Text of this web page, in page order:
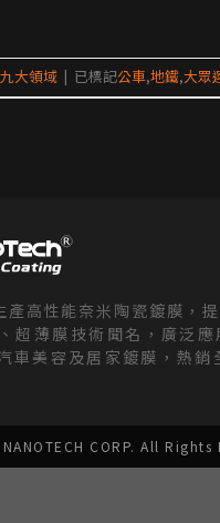
九大領域 | 已標記公車,地鐵,大眾
高性能奈米陶瓷鍍膜，
超薄膜技術聞名，廣泛應
車美容及居家鍍膜，熱銷
CORP. All Rights